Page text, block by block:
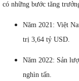
có những bước tăng
Năm 2021: Việt
trị 3,64 tỷ USD.
Năm 2022: Sản
nghìn tấn.